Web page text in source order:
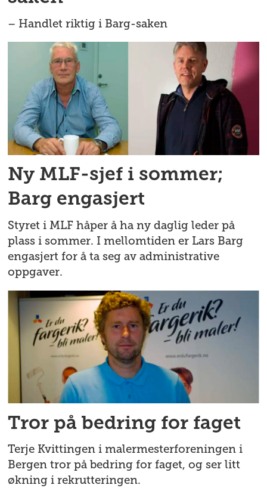
– Handlet riktig i Barg-saken
Ny MLF-sjef i sommer;
Barg engasjert
Styret i MLF håper å ha ny daglig leder på
plass i sommer. I mellomtiden er Lars Barg
engasjert for å ta seg av administrative
oppgaver.
Tror på bedring for faget
Terje Kvittingen i malermesterforeningen i
Bergen tror på bedring for faget, og ser litt
økning i rekrutteringen.